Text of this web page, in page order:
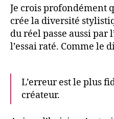
Je crois profondément
crée la diversité
du réel passe aussi par
l’essai raté. Comme le
L’erreur est le plus
créateur.